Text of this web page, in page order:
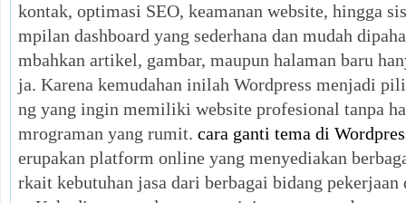
kontak, optimasi SEO, keamanan website, hingga
mpilan dashboard yang sederhana dan mudah
mbahkan artikel, gambar, maupun halaman baru
ja. Karena kemudahan inilah Wordpress menjadi
ng yang ingin memiliki website profesional tanpa
mrograman yang rumit. cara ganti tema di
erupakan platform online yang menyediakan
rkait kebutuhan jasa dari berbagai bidang